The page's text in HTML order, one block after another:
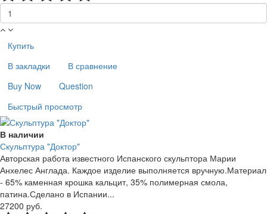
Купить
В закладки
В сравнение
Buy Now
Question
Быстрый просмотр
В наличии
Скульптура "Доктор"
Авторская работа известного Испанского скульптора Марии
Анхелес Англада. Каждое изделие выполняется вручную.Материал
- 65% каменная крошка кальцит, 35% полимерная смола,
патина.Сделано в Испании...
27200 руб.